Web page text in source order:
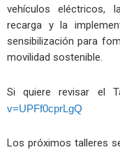
vehículos eléctricos,
recarga y la
sensibilización para
movilidad sostenible.
Si quiere revisar el
v=UPFf0cprLgQ
Los próximos talleres